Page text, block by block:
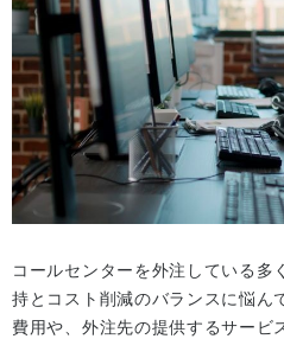
コールセンターを外注している多
持とコスト削減のバランスに悩ん
費用や、外注先の提供するサービ